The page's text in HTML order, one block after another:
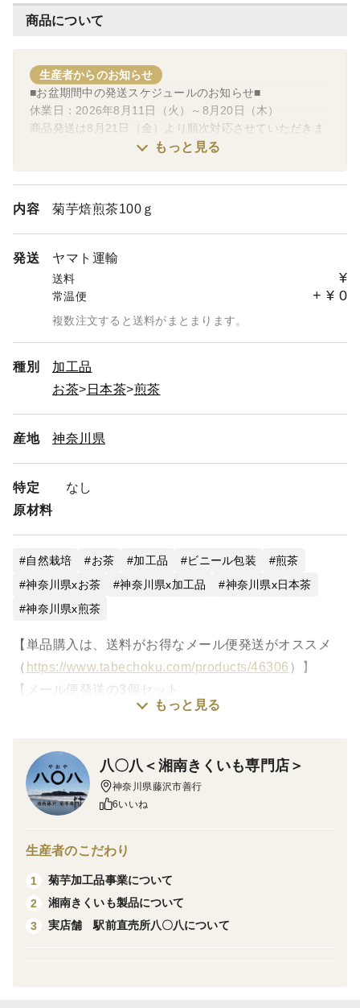
商品について
生産者からのお知らせ
■お盆期間中の発送スケジュールのお知らせ■
休業日：2026年8月11日（火）～8月20日（木）
商品発送は8月21日（金）より順次対応させていただきま
もっと見る
内容 菊芋焙煎茶100ｇ
発送 ヤマト運輸
送料 ¥
常温便 + ¥ 0
複数注文すると送料がまとまります。
種別
加工品
お茶
日本茶 煎茶
産地 神奈川県
特定
原材料
なし
自然栽培 お茶 加工品 ビニール包装
煎茶
神奈川県xお茶
神奈川県x加工品
神奈川県x日本茶
神奈川県x煎茶
【単品購入は、送料がお得なメール便発送がオススメ
（ https://www.tabechoku.com/products/46306 ）】
【メール便発送の3個セット
https://www.tabechoku.com/products/46351
■菊芋について
主成分となる水溶性食物繊維イヌリンの働きが注目さ
れ、
す。
もっと見る
八〇八＜湘南きくいも専門店＞
神奈川県藤沢市善行
6いいね
生産者のこだわり
1
菊芋加工品事業について
2
湘南きくいも製品について
3
実店舗 駅前直売所八〇八について